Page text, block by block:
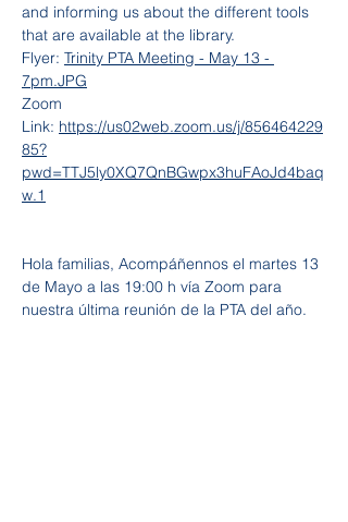
and informing us about the different tools
that are available at the library.
Flyer: Trinity PTA Meeting - May 13 -
7pm.JPG
Zoom
Link: https://us02web.zoom.us/j/856464229
85?
pwd=TTJ5ly0XQ7QnBGwpx3huFAoJd4baq
w.1
Hola familias, Acompáñennos el martes 13
de Mayo a las 19:00 h vía Zoom para
nuestra última reunión de la PTA del año.